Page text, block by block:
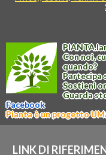
PIANTA.
Con noi,
quando?
Partecipa
Sostieni
Guarda
Facebook
Pianta è un progetto
LINK DI